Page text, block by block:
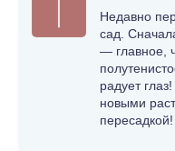
Недавно
сад.
— главное,
радует
новыми
пересадкой!